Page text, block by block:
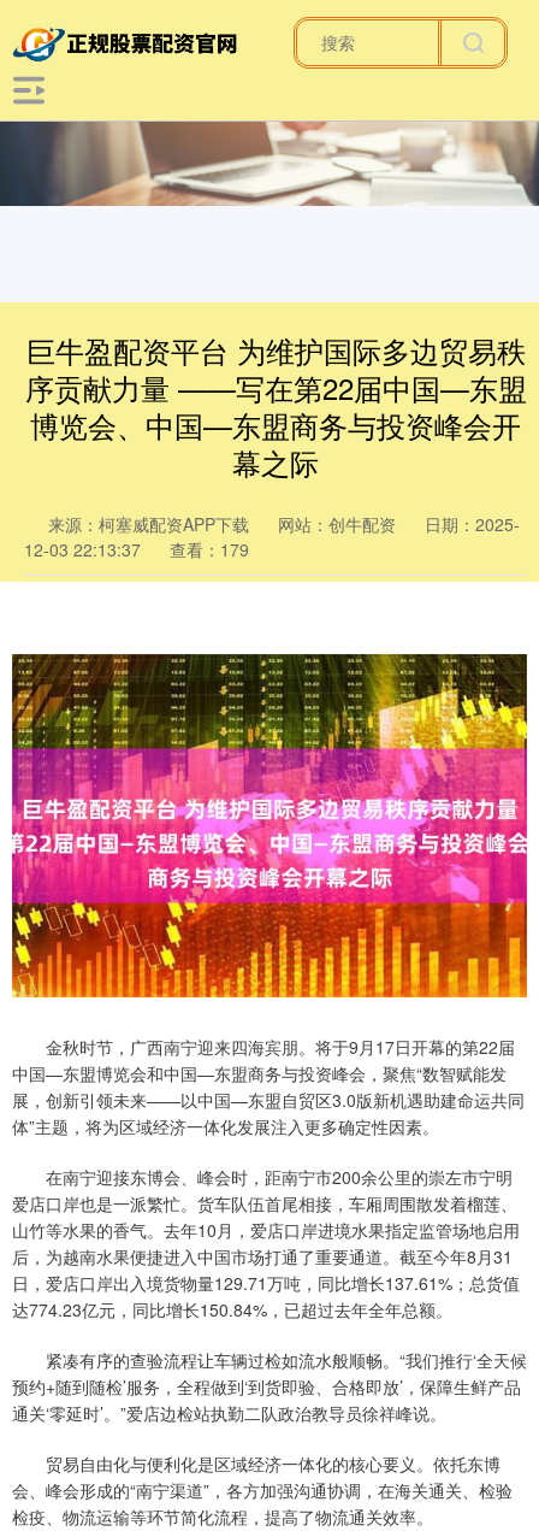
巨牛盈配资平台 为维护国际多边贸易秩
序贡献力量 ——写在第22届中国—东盟
博览会、中国—东盟商务与投资峰会开
幕之际
来源：柯塞威配资APP下载 网站：创牛配资
日期：2025-
12-03 22:13:37
查看：179
金秋时节，广西南宁迎来四海宾朋。将于9月17日开幕的第22届
中国—东盟博览会和中国—东盟商务与投资峰会，聚焦“数智赋能发
展，创新引领未来——以中国—东盟自贸区3.0版新机遇助建命运共同
体”主题，将为区域经济一体化发展注入更多确定性因素。
在南宁迎接东博会、峰会时，距南宁市200余公里的崇左市宁明
爱店口岸也是一派繁忙。货车队伍首尾相接，车厢周围散发着榴莲、
山竹等水果的香气。去年10月，爱店口岸进境水果指定监管场地启用
后，为越南水果便捷进入中国市场打通了重要通道。截至今年8月31
日，爱店口岸出入境货物量129.71万吨，同比增长137.61%；总货值
达774.23亿元，同比增长150.84%，已超过去年全年总额。
紧凑有序的查验流程让车辆过检如流水般顺畅。“我们推行‘全天候
预约+随到随检’服务，全程做到‘到货即验、合格即放’，保障生鲜产品
通关‘零延时’。”爱店边检站执勤二队政治教导员徐祥峰说。
贸易自由化与便利化是区域经济一体化的核心要义。依托东博
会、峰会形成的“南宁渠道”，各方加强沟通协调，在海关通关、检验
检疫、物流运输等环节简化流程，提高了物流通关效率。